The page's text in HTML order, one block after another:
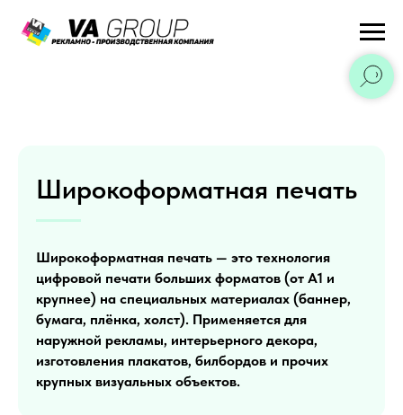
Широкоформатная печать
Широкоформатная печать — это технология
цифровой печати больших форматов (от А1 и
крупнее) на специальных материалах (баннер,
бумага, плёнка, холст). Применяется для
наружной рекламы, интерьерного декора,
изготовления плакатов, билбордов и прочих
крупных визуальных объектов.